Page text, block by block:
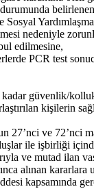
nedeniyle
edilmesine,
PCR test
güvenlik/
kişilerin
27’nci ve 72’nci
içinde
mutad ilan
kararlara
kapsamında